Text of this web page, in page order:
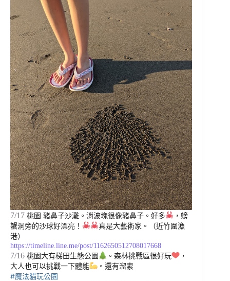
7/17 桃園 豬鼻子沙灘。消波塊很像豬鼻子。好多
，螃
蟹洞旁的沙球好漂亮！
真是大藝術家。（近竹圍漁
港）
https://timeline.line.me/post/1162650512708017668
7/16 桃園大有梯田生態公園 。森林挑戰區很好玩
，
大人也可以挑戰一下體能
。還有溜索
#魔法貓玩公園